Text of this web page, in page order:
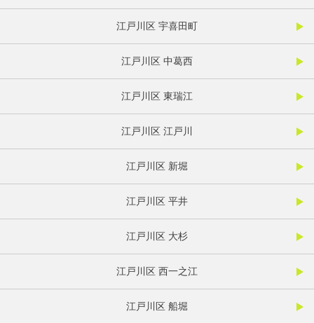
江戸川区 宇喜田町
江戸川区 中葛西
江戸川区 東瑞江
江戸川区 江戸川
江戸川区 新堀
江戸川区 平井
江戸川区 大杉
江戸川区 西一之江
江戸川区 船堀